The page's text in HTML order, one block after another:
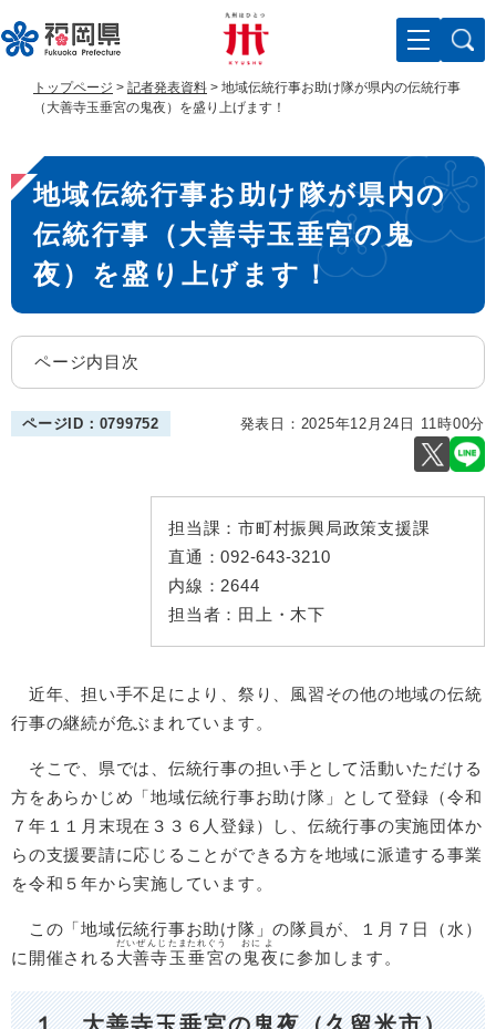
ー
ジ
す
。
ニ
ュ
し
て
トップページ > 記者発表資料 > 地域伝統行事お助け隊が県内の伝統行事
（大善寺玉垂宮の鬼夜）を盛り上げます！
本
文
地域伝統行事お助け隊が県内の
伝統行事（大善寺玉垂宮の鬼
夜）を盛り上げます！
ページ内目次
ページID：0799752 発表日： 2025年12月24日 11時00分
担当課： 市町村振興局政策支援課
直通：092-643-3210
内線： 2644
担当者： 田上・木下
近年、担い手不足により、祭り、風習その他の地域の伝統
行事の継続が危ぶまれています。
そこで、県では、伝統行事の担い手として活動いただける
方をあらかじめ「地域伝統行事お助け隊」として登録（令和
７年１１月末現在３３６人登録）し、伝統行事の実施団体か
らの支援要請に応じることができる方を地域に派遣する事業
を令和５年から実施しています。
この「地域伝統行事お助け隊」の隊員が、１月７日（水）
に開催される 大善寺
だいぜんじ
玉
たま
垂宮
たれぐう
の鬼
おに
夜
よ
に参加します。
１ 大善寺玉垂宮の鬼夜（久留米市）